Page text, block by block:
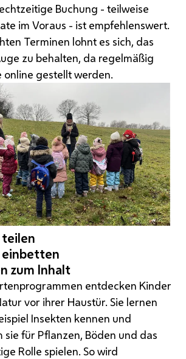
Buchung - teilweise
im Voraus - ist empfehlenswert.
Terminen lohnt es sich, das
zu behalten, da regelmäßig
online gestellt werden.
entdecken Kinder
vor ihrer Haustür. Sie lernen
Insekten kennen und
sie für Pflanzen, Böden und das
Rolle spielen. So wird